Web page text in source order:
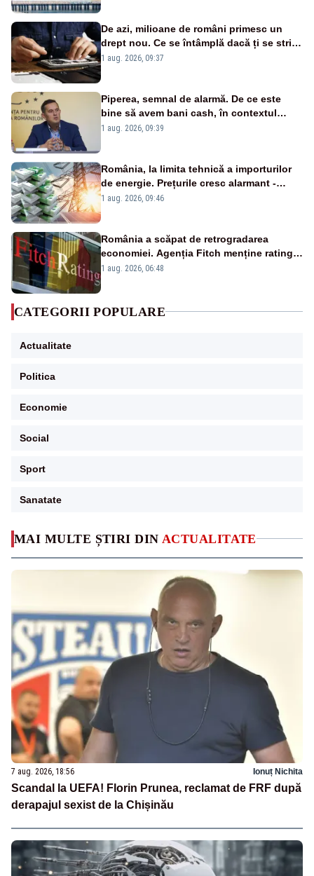
MAI MULTE ȘTIRI DIN ACTUALITATE
7 aug. 2026, 18:56 Ionuț Nichita
Scandal la UEFA! Florin Prunea, reclamat de FRF după
derapajul sexist de la Chișinău
De azi, milioane de români primesc un
drept nou. Ce se întâmplă dacă ți se strică
un produs
1 aug. 2026, 09:37
Piperea, semnal de alarmă. De ce este
bine să avem bani cash, în contextul
alertei energetice?
1 aug. 2026, 09:39
România, la limita tehnică a importurilor
de energie. Prețurile cresc alarmant -
Analiză Realitatea Plus
1 aug. 2026, 09:46
România a scăpat de retrogradarea
economiei. Agenția Fitch menține ratingul
„BBB-” cu perspectivă negativă
1 aug. 2026, 06:48
CATEGORII POPULARE
Actualitate
Politica
Economie
Social
Sport
Sanatate